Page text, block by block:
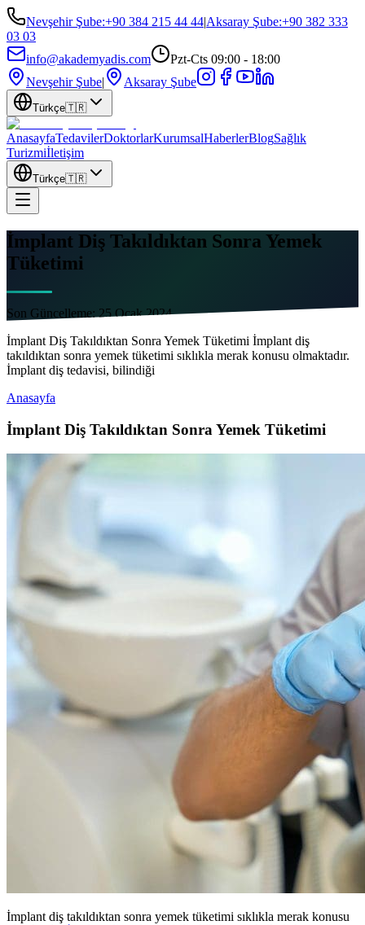
Nevşehir Şube:+90 384 215 44 44|Aksaray Şube:+90 382 333
03 03
info@akademyadis.com
Pzt-Cts 09:00 - 18:00
Nevşehir Şube| Aksaray Şube
Türkçe🇹🇷
AnasayfaTedavilerDoktorlarKurumsalHaberlerBlogSağlık
Turizmiİletişim
Türkçe🇹🇷
İmplant Diş Takıldıktan Sonra Yemek
Tüketimi
Son Güncelleme: 25 Ocak 2024
İmplant Diş Takıldıktan Sonra Yemek Tüketimi İmplant diş
takıldıktan sonra yemek tüketimi sıklıkla merak konusu olmaktadır.
İmplant diş tedavisi, bilindiği
Anasayfa
İmplant Diş Takıldıktan Sonra Yemek Tüketimi
İmplant diş takıldıktan sonra yemek tüketimi sıklıkla merak konusu